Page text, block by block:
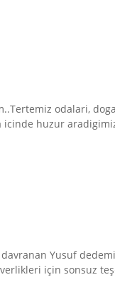
odalari,
icinde huzur
Yusuf
için sonsuz